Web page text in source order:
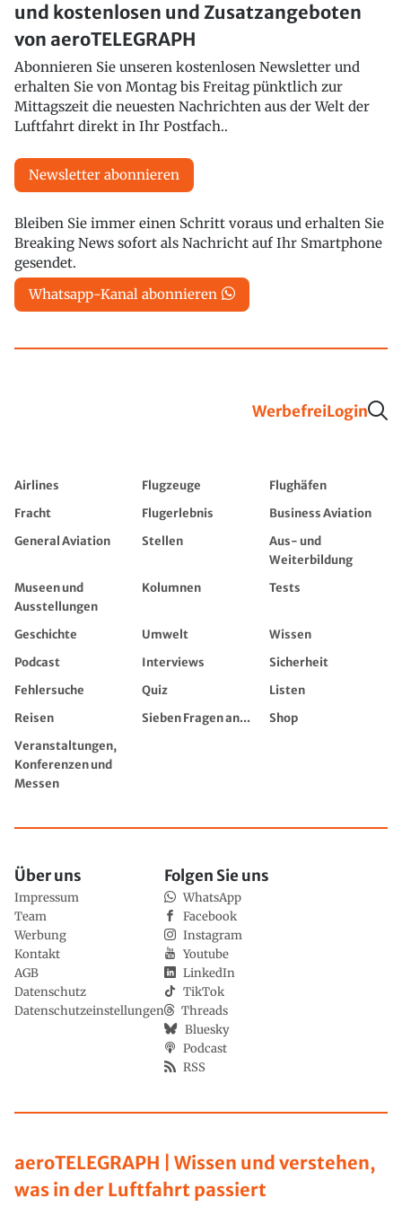
und kostenlosen und Zusatzangeboten
von aeroTELEGRAPH
Abonnieren Sie unseren kostenlosen Newsletter und
erhalten Sie von Montag bis Freitag pünktlich zur
Mittagszeit die neuesten Nachrichten aus der Welt der
Luftfahrt direkt in Ihr Postfach..
Newsletter abonnieren
Bleiben Sie immer einen Schritt voraus und erhalten Sie
Breaking News sofort als Nachricht auf Ihr Smartphone
gesendet.
Whatsapp-Kanal abonnieren
WerbefreiLogin
Airlines Flugzeuge
Flughäfen
Fracht
Flugerlebnis
Business Aviation
General Aviation
Stellen
Aus- und
Weiterbildung
Museen und
Ausstellungen
Kolumnen Tests
Geschichte Umwelt
Wissen
Podcast
Interviews
Sicherheit
Fehlersuche
Quiz
Listen
Reisen
Sieben Fragen an...
Shop
Veranstaltungen,
Konferenzen und
Messen
aeroTELEGRAPH | Wissen und verstehen,
was in der Luftfahrt passiert
Über uns
Impressum
Team
Werbung
Kontakt
AGB
Datenschutz
Datenschutzeinstellungen
Folgen Sie uns
WhatsApp
Facebook
Instagram
Youtube
LinkedIn
TikTok
Threads
Bluesky
Podcast
RSS